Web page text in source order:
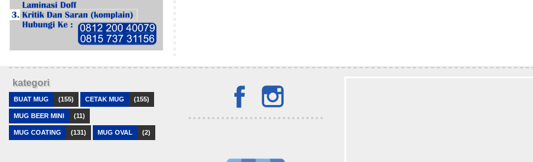
kategori
BUAT MUG (155) CETAK MUG (155)
MUG BEER MINI (11)
MUG COATING (131) MUG OVAL (2)